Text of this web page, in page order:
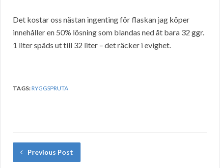
Det kostar oss nästan ingenting för flaskan jag köper
innehåller en 50% lösning som blandas ned åt bara 32 ggr.
1 liter späds ut till 32 liter – det räcker i evighet.
TAGS:RYGGSPRUTA
Previous Post